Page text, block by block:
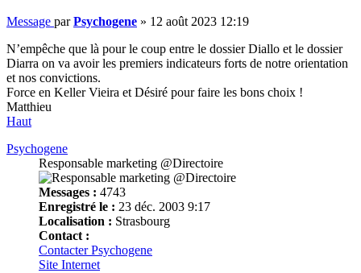
Message parPsychogene » 12 août 2023 12:19
N’empêche que là pour le coup entre le dossier Diallo et le dossier
Diarra on va avoir les premiers indicateurs forts de notre orientation
et nos convictions.
Force en Keller Vieira et Désiré pour faire les bons choix !
Matthieu
Haut
Psychogene
Responsable marketing @Directoire
Messages : 4743
Enregistré le : 23 déc. 2003 9:17
Localisation : Strasbourg
Contact :
Contacter Psychogene
Site Internet